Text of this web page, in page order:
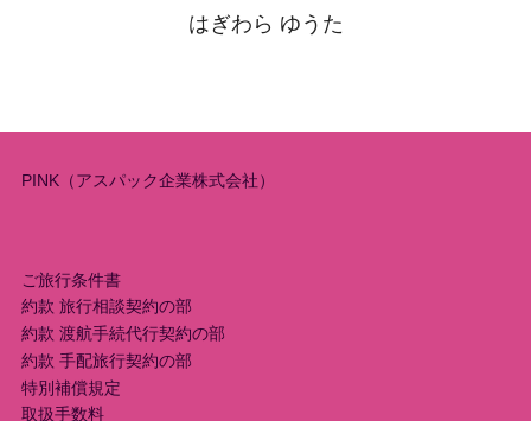
はぎわら ゆうた
PINK（アスパック企業株式会社）
ご旅行条件書
約款 旅行相談契約の部
約款 渡航手続代行契約の部
約款 手配旅行契約の部
特別補償規定
取扱手数料